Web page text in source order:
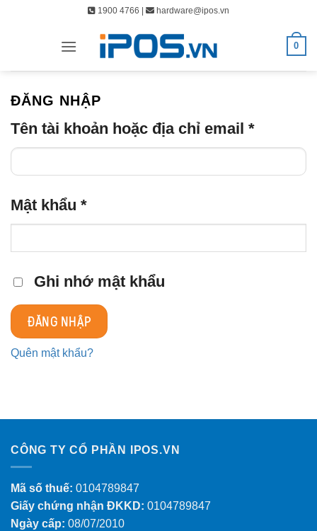
1900 4766 | hardware@ipos.vn
0
ĐĂNG NHẬP
Tên tài khoản hoặc địa chỉ email *Bắt
buộc
Mật khẩu *Bắt
buộc
Ghi nhớ mật khẩu
ĐĂNG NHẬP
Quên mật khẩu?
CÔNG TY CỔ PHẦN IPOS.VN
Mã số thuế: 0104789847
Giấy chứng nhận ĐKKD: 0104789847
Ngày cấp: 08/07/2010